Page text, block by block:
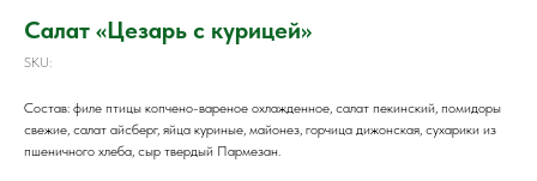
Салат «Цезарь с курицей»
SKU:
Состав: филе птицы копчено-вареное охлажденное, салат пекинский, помидоры
свежие, салат айсберг, яйца куриные, майонез, горчица дижонская, сухарики из
пшеничного хлеба, сыр твердый Пармезан.